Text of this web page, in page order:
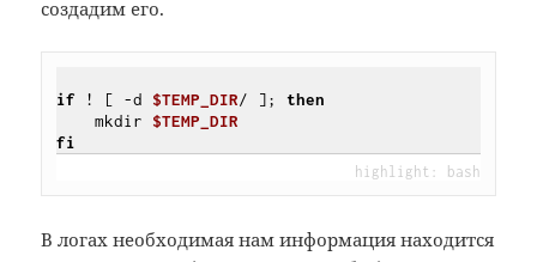
создадим его.
if ! [ -d $TEMP_DIR/ ]; then
    mkdir
$TEMP_DIR
fi
В логах необходимая нам информация находится